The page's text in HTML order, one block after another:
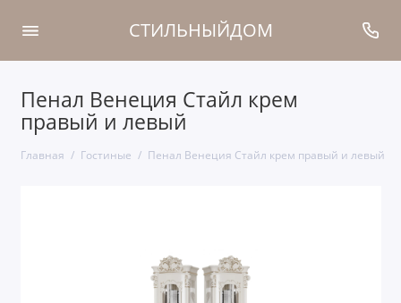
СТИЛЬНЫЙДОМ
Пенал Венеция Стайл крем
правый и левый
Главная Гостиные Пенал Венеция Стайл крем правый и левый